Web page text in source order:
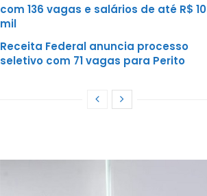
com 136 vagas e salários de até R$ 10
mil
Receita Federal anuncia processo
seletivo com 71 vagas para Perito